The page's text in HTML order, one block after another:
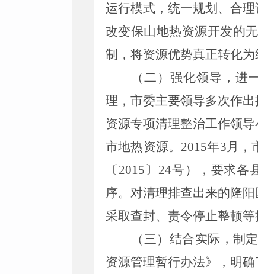
运行模式，统一规划、合
改变保山地热资源开发的
制，将资源优势真正转化
（二）强化领导，
理，市委主要领导多次作
资源专项清理整治工作领
市地热资源。 2015年3 月，
〔 2015 〕 24号），要求各
序。对清理排查出来的隆
采取查封、责令停止整顿等
（三）结合实际，制
资源管理暂行办法》，明